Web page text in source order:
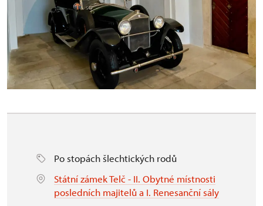
Po stopách šlechtických rodů
Státní zámek Telč - II. Obytné místnosti
posledních majitelů a I. Renesanční sály